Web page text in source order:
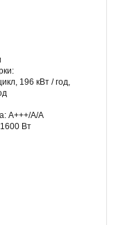
196 кВт / год,
A+++/A/А
Вт